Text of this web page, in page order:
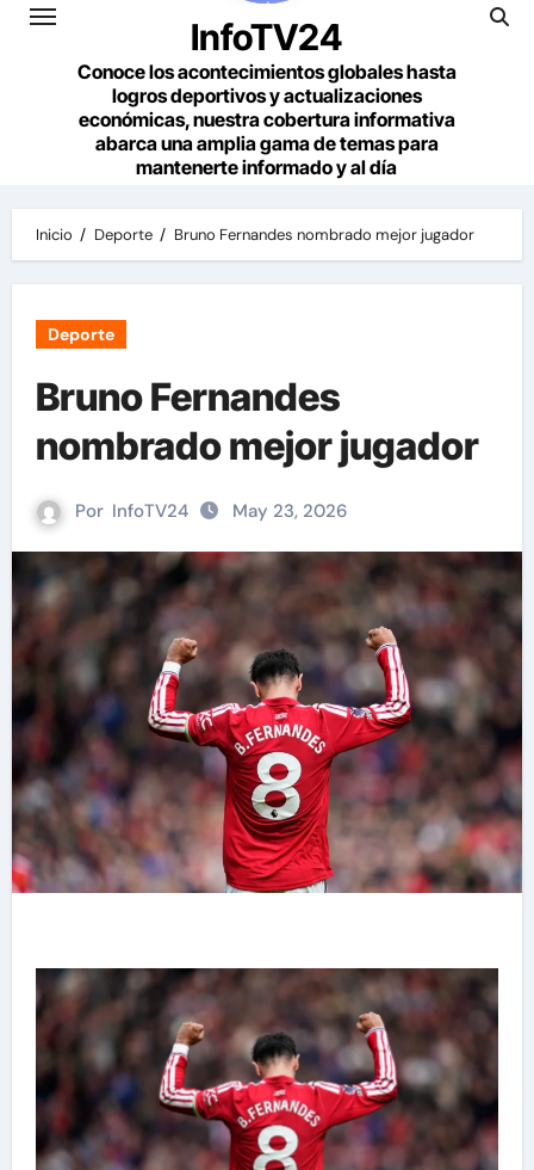
InfoTV24
Conoce los acontecimientos globales hasta
logros deportivos y actualizaciones
económicas, nuestra cobertura informativa
abarca una amplia gama de temas para
mantenerte informado y al día
Inicio Deporte Bruno Fernandes nombrado mejor jugador
Deporte
Bruno Fernandes
nombrado mejor jugador
Por InfoTV24 May 23, 2026